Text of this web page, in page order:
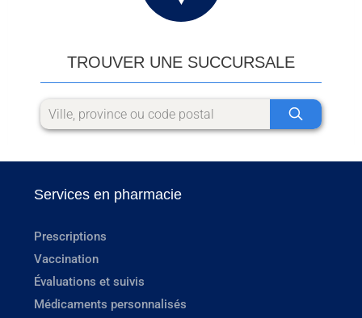
TROUVER UNE SUCCURSALE
Services en pharmacie
Prescriptions
Vaccination
Évaluations et suivis
Médicaments personnalisés